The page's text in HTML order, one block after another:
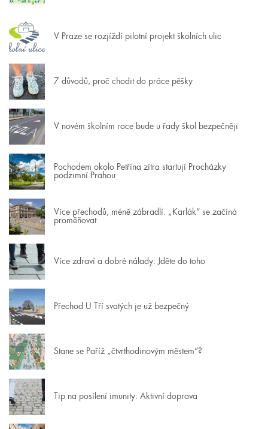
V Praze se rozjíždí pilotní projekt školních ulic
7 důvodů, proč chodit do práce pěšky
V novém školním roce bude u řady škol bezpečněji
Pochodem okolo Petřína zítra startují Procházky
podzimní Prahou
Více přechodů, méně zábradlí. „Karlák“ se začíná
proměňovat
Více zdraví a dobré nálady: Jděte do toho
Přechod U Tří svatých je už bezpečný
Stane se Paříž „čtvrthodinovým městem“?
Tip na posílení imunity: Aktivní doprava